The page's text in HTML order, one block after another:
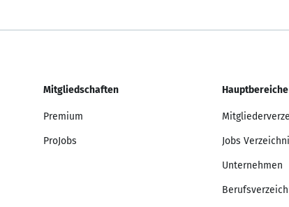
Mitgliedschaften
Premium
ProJobs
Hauptbereiche
Jobs
Unternehmen